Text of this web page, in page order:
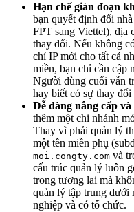
Hạn chế gián đoạn
bạn quyết định đổi
FPT sang Viettel), địa
thay đổi. Nếu không
chỉ IP mới cho tất cả
miền, bạn chỉ cần cập
Người dùng cuối vẫn
hay biết có sự thay đổi
Dễ dàng nâng cấp
thêm một chi nhánh
Thay vì phải quản lý
một tên miền phụ
moi.congty.com và
cấu trúc quản lý luôn
trong tương lai mà
quản lý tập trung dưới
nghiệp và có tổ chức.